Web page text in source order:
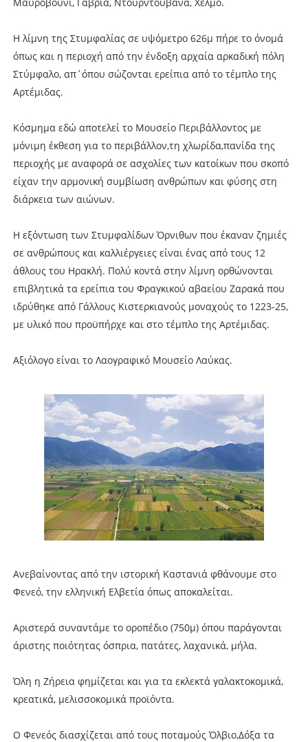
Η λίμνη της Στυμφαλίας σε υψόμετρο 626μ πήρε το όνομά
όπως και η περιοχή από την ένδοξη αρχαία αρκαδική πόλη
Στύμφαλο, απ΄όπου σώζονται ερείπια από το τέμπλο της
Αρτέμιδας.
Κόσμημα εδώ αποτελεί το Μουσείο Περιβάλλοντος με
μόνιμη έκθεση για το περιβάλλον,τη χλωρίδα,πανίδα της
περιοχής με αναφορά σε ασχολίες των κατοίκων που σκοπό
είχαν την αρμονική συμβίωση ανθρώπων και φύσης στη
διάρκεια των αιώνων.
Η εξόντωση των Στυμφαλίδων Όρνιθων που έκαναν ζημιές
σε ανθρώπους και καλλιέργειες είναι ένας από τους 12
άθλους του Ηρακλή. Πολύ κοντά στην λίμνη ορθώνονται
επιβλητικά τα ερείπια του Φραγκικού αβαείου Ζαρακά που
ιδρύθηκε από Γάλλους Κιστερκιανούς μοναχούς το 1223-25,
με υλικό που προϋπήρχε και στο τέμπλο της Αρτέμιδας.
Αξιόλογο είναι το Λαογραφικό Μουσείο Λαύκας.
Ανεβαίνοντας από την ιστορική Καστανιά φθάνουμε στο
Φενεό, την ελληνική Ελβετία όπως αποκαλείται.
Αριστερά συναντάμε το οροπέδιο (750μ) όπου παράγονται
άριστης ποιότητας όσπρια, πατάτες, λαχανικά, μήλα.
Όλη η Ζήρεια φημίζεται και για τα εκλεκτά γαλακτοκομικά,
κρεατικά, μελισσοκομικά προϊόντα.
Ο Φενεός διασχίζεται από τους ποταμούς Όλβιο,Δόξα τα